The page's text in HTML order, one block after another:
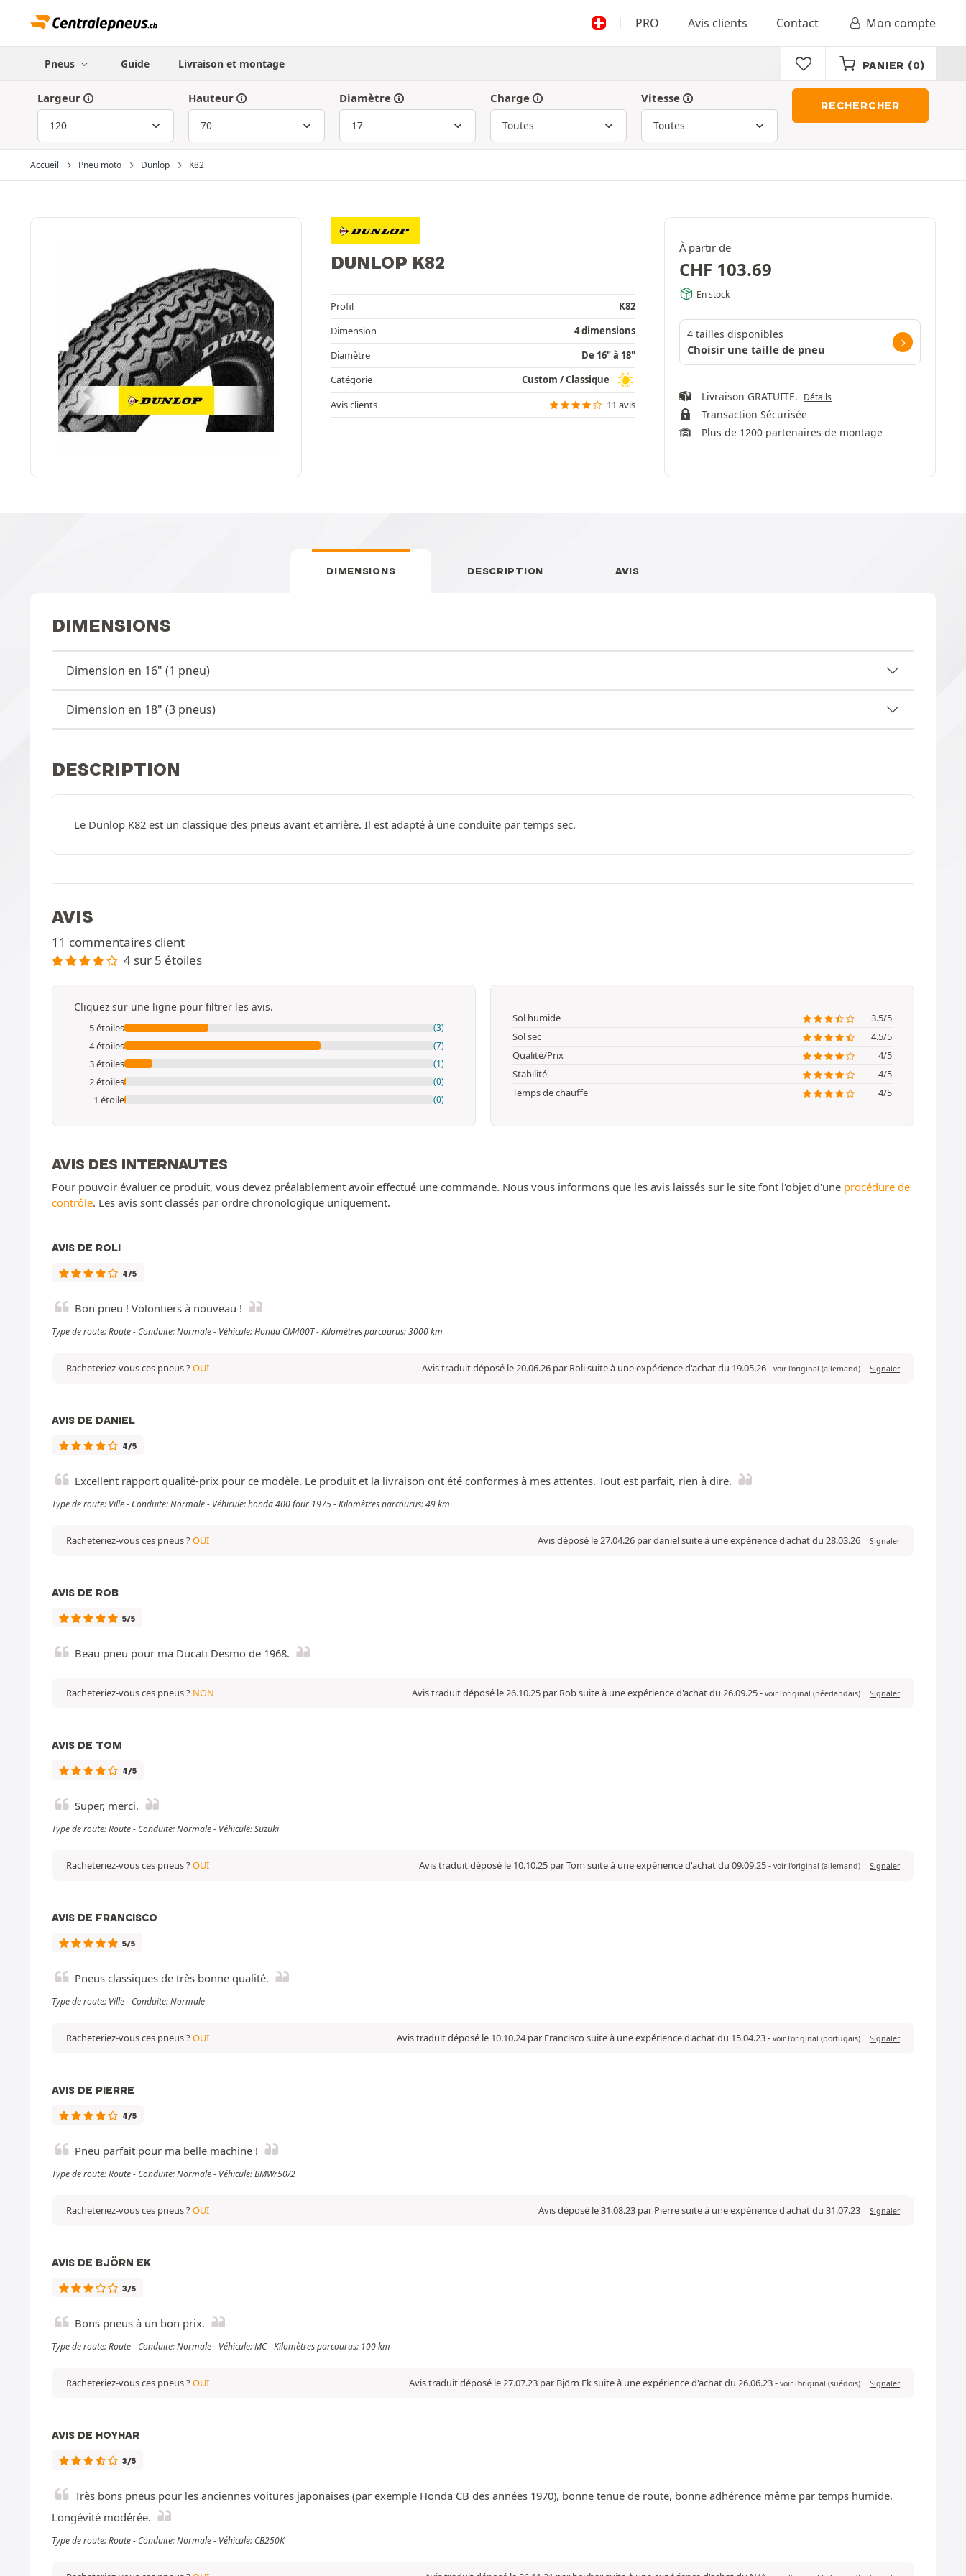
PRO Avis clients Contact Mon compte
Pneus Guide Livraison et montage PANIER (0)
Largeur Hauteur Diamètre Charge Vitesse
RECHERCHER
Accueil Pneu moto Dunlop K82
DUNLOP K82
Profil
K82
Dimension
4 dimensions
Diamètre
De 16" à 18"
Catégorie
Custom / Classique
Avis clients
11 avis
À partir de
CHF 103.69
En stock
4 tailles disponibles
Choisir une taille de pneu
Livraison GRATUITE. Détails
Transaction Sécurisée
Plus de 1200 partenaires de montage
DIMENSIONS DESCRIPTION AVIS
DIMENSIONS
Dimension en 16" (1 pneu)
Dimension en 18" (3 pneus)
DESCRIPTION
Le Dunlop K82 est un classique des pneus avant et arrière. Il est adapté à une conduite par temps sec.
AVIS
11 commentaires client
4 sur 5 étoiles
Cliquez sur une ligne pour filtrer les avis.
5 étoiles (3)
4 étoiles (7)
3 étoiles (1)
2 étoiles (0)
1 étoile (0)
Sol humide
3.5/5
Sol sec
4.5/5
Qualité/Prix
4/5
Stabilité
4/5
Temps de chauffe
4/5
AVIS DES INTERNAUTES
Pour pouvoir évaluer ce produit, vous devez préalablement avoir effectué une commande. Nous vous informons que les avis laissés sur le site font l'objet d'une procédure de
contrôle. Les avis sont classés par ordre chronologique uniquement.
AVIS DE ROLI
4/5
Bon pneu ! Volontiers à nouveau !
Type de route: Route - Conduite: Normale - Véhicule: Honda CM400T - Kilomètres parcourus: 3000 km
Avis traduit déposé le 20.06.26 par Roli suite à une expérience d'achat du 19.05.26- voir l'original (allemand) Signaler
Racheteriez-vous ces pneus ?OUI
AVIS DE DANIEL
4/5
Excellent rapport qualité-prix pour ce modèle. Le produit et la livraison ont été conformes à mes attentes. Tout est parfait, rien à dire.
Type de route: Ville - Conduite: Normale - Véhicule: honda 400 four 1975 - Kilomètres parcourus: 49 km
Avis déposé le 27.04.26 par daniel suite à une expérience d'achat du 28.03.26 Signaler
Racheteriez-vous ces pneus ?OUI
AVIS DE ROB
5/5
Beau pneu pour ma Ducati Desmo de 1968.
Avis traduit déposé le 26.10.25 par Rob suite à une expérience d'achat du 26.09.25- voir l'original (néerlandais) Signaler
Racheteriez-vous ces pneus ? NON
AVIS DE TOM
4/5
Super, merci.
Type de route: Route - Conduite: Normale - Véhicule: Suzuki
Avis traduit déposé le 10.10.25 par Tom suite à une expérience d'achat du 09.09.25- voir l'original (allemand) Signaler
Racheteriez-vous ces pneus ?OUI
AVIS DE FRANCISCO
5/5
Pneus classiques de très bonne qualité.
Type de route: Ville - Conduite: Normale
Avis traduit déposé le 10.10.24 par Francisco suite à une expérience d'achat du 15.04.23- voir l'original (portugais) Signaler
Racheteriez-vous ces pneus ?OUI
AVIS DE PIERRE
4/5
Pneu parfait pour ma belle machine !
Type de route: Route - Conduite: Normale - Véhicule: BMWr50/2
Avis déposé le 31.08.23 par Pierre suite à une expérience d'achat du 31.07.23 Signaler
Racheteriez-vous ces pneus ?OUI
AVIS DE BJÖRN EK
3/5
Bons pneus à un bon prix.
Type de route: Route - Conduite: Normale - Véhicule: MC - Kilomètres parcourus: 100 km
Avis traduit déposé le 27.07.23 par Björn Ek suite à une expérience d'achat du 26.06.23- voir l'original (suédois) Signaler
Racheteriez-vous ces pneus ?OUI
AVIS DE HOYHAR
3/5
Très bons pneus pour les anciennes voitures japonaises (par exemple Honda CB des années 1970), bonne tenue de route, bonne adhérence même par temps humide.
Longévité modérée.
Type de route: Route - Conduite: Normale - Véhicule: CB250K